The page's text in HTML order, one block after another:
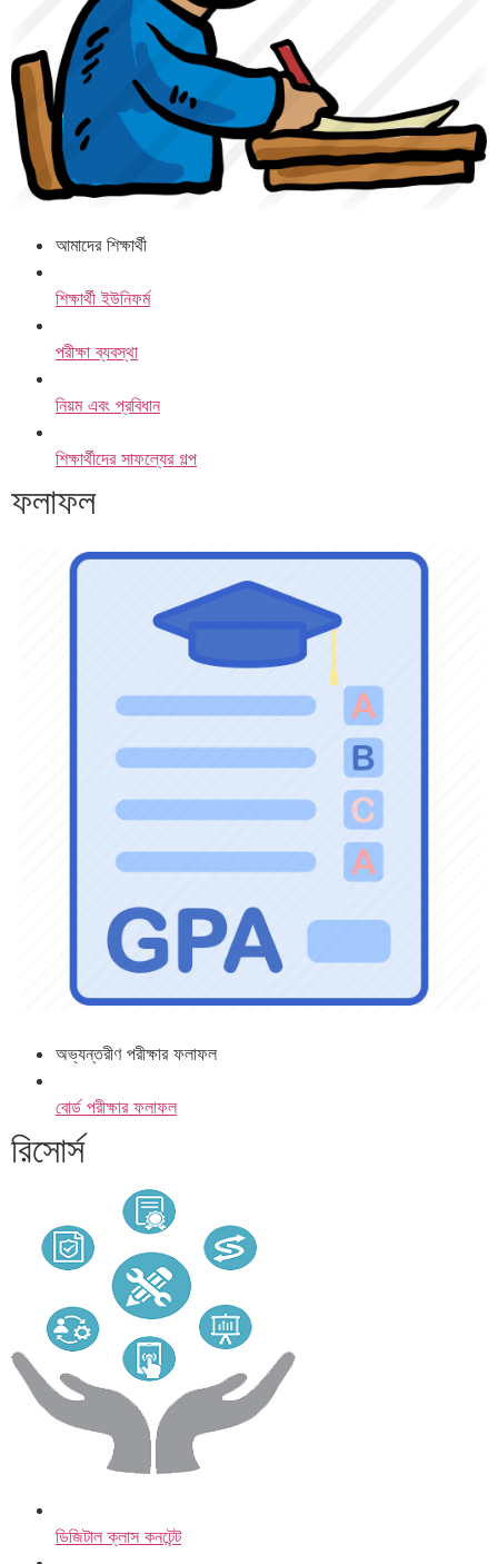
আমাদের শিক্ষার্থী
শিক্ষার্থী ইউনিফর্ম
পরীক্ষা ব্যবস্থা
নিয়ম এবং প্রবিধান
শিক্ষার্থীদের সাফল্যের গল্প
ফলাফল
অভ্যন্তরীণ পরীক্ষার ফলাফল
বোর্ড পরীক্ষার ফলাফল
রিসোর্স
ডিজিটাল ক্লাস কনটেন্ট